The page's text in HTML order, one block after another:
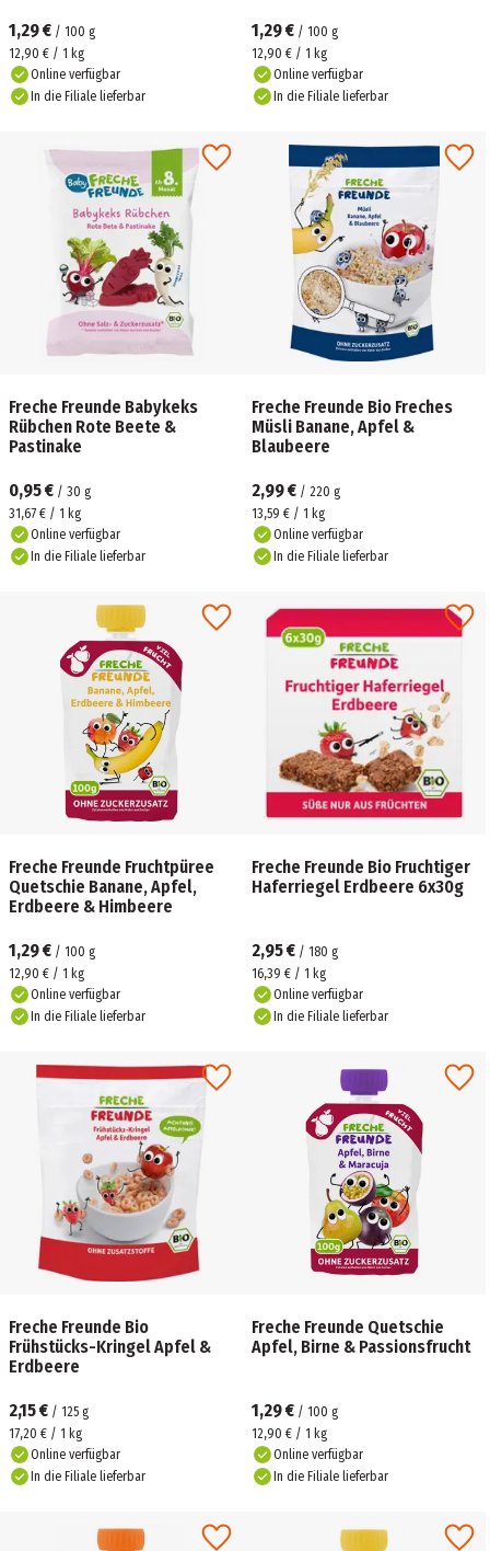
1,29 € / 100 g
12,90 € / 1 kg
Online verfügbar
In die Filiale lieferbar
1,29 € / 100 g
12,90 € / 1 kg
Online verfügbar
In die Filiale lieferbar
Freche Freunde Babykeks
Rübchen Rote Beete &
Pastinake
0,95 € / 30 g
31,67 € / 1 kg
Online verfügbar
In die Filiale lieferbar
Freche Freunde Bio Freches
Müsli Banane, Apfel &
Blaubeere
2,99 € / 220 g
13,59 € / 1 kg
Online verfügbar
In die Filiale lieferbar
Freche Freunde Fruchtpüree
Quetschie Banane, Apfel,
Erdbeere & Himbeere
1,29 € / 100 g
12,90 € / 1 kg
Online verfügbar
In die Filiale lieferbar
Freche Freunde Bio Fruchtiger
Haferriegel Erdbeere 6x30g
2,95 € / 180 g
16,39 € / 1 kg
Online verfügbar
In die Filiale lieferbar
Freche Freunde Bio
Frühstücks-Kringel Apfel &
Erdbeere
2,15 € / 125 g
17,20 € / 1 kg
Online verfügbar
In die Filiale lieferbar
Freche Freunde Quetschie
Apfel, Birne & Passionsfrucht
1,29 € / 100 g
12,90 € / 1 kg
Online verfügbar
In die Filiale lieferbar